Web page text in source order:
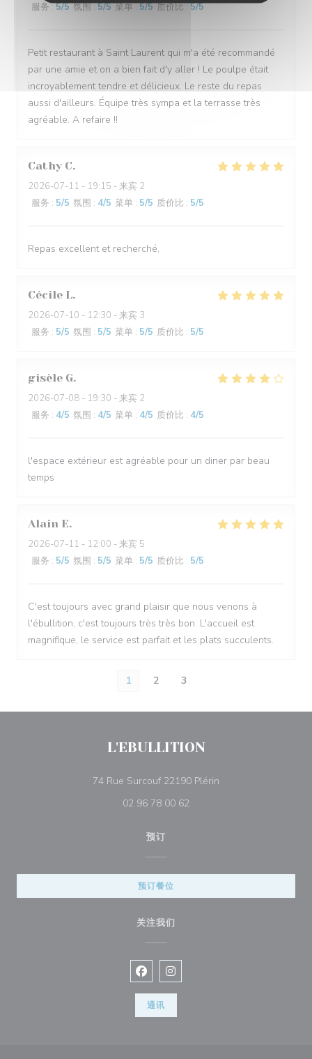
服务:5/5 氛围:5/5 菜单:5/5 质价比:5/5
Petit restaurant à Saint Laurent qui m'a été recommandé
par une amie et on a bien fait d'y aller ! Le poulpe était
incroyablement tendre et délicieux. Le reste du repas
aussi d'ailleurs. Équipe très sympa et la terrasse très
agréable. A refaire !!
Cathy C
2026-07-11 - 19:15 - 来宾 2
服务 : 5/5 氛围 : 4/5 菜单 : 5/5 质价比 : 5/5
Repas excellent et recherché,
Cécile L
2026-07-10 - 12:30 - 来宾 3
服务 : 5/5 氛围 : 5/5 菜单 : 5/5 质价比 : 5/5
gisèle G
2026-07-08 - 19:30 - 来宾 2
服务 : 4/5 氛围 : 4/5 菜单 : 4/5 质价比 : 4/5
l'espace extérieur est agréable pour un diner par beau
temps
Alain E
2026-07-11 - 12:00 - 来宾 5
服务 : 5/5 氛围 : 5/5 菜单 : 5/5 质价比 : 5/5
C'est toujours avec grand plaisir que nous venons à
l'ébullition, c'est toujours très très bon. L'accueil est
magnifique, le service est parfait et les plats succulents.
1 2 3
L'EBULLITION
74 Rue Surcouf 22190 Plérin
02 96 78 00 62
预订
预订餐位
关注我们
Facebook ((在新窗口中打开))
Instagram ((在新窗口中打开))
通讯